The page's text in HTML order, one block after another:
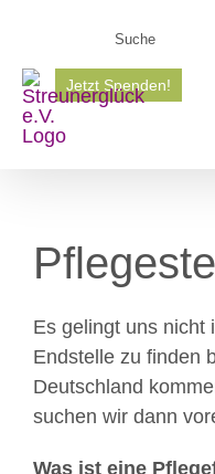
springen
Jetzt Spenden!
Es gelingt uns nicht
Endstelle zu finden
Deutschland
suchen wir dann
Was ist eine